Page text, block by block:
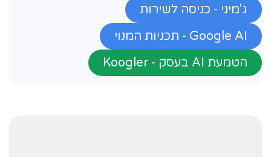
ג'מיני - כניסה לשירות
Google AI - תכניות המנוי
הטמעת AI בעסק - Koogler